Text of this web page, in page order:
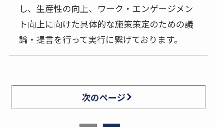
し、生産性の向上、ワーク・エンゲージメン
ト向上に向けた具体的な施策策定のための議
論・提言を行って実行に繋げております。
次のページ